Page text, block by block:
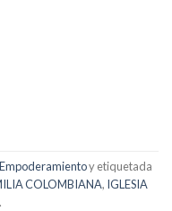
Empoderamientoy etiquetada
COLOMBIANA, IGLESIA